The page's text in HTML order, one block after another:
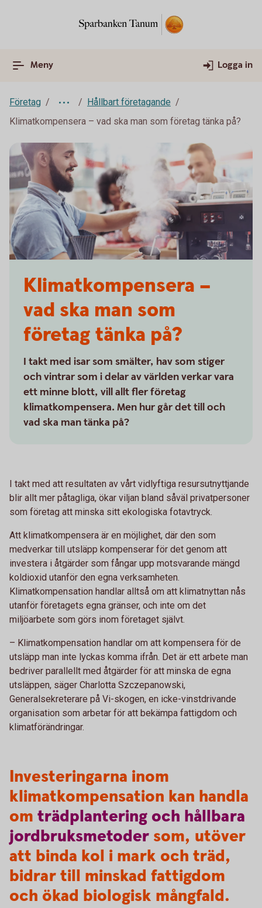
Meny Logga in
Företag
Hållbart företagande
Klimatkompensera – vad ska man som företag tänka på?
Klimatkompensera –
vad ska man som
företag tänka på?
I takt med isar som smälter, hav som stiger
och vintrar som i delar av världen verkar vara
ett minne blott, vill allt fler företag
klimatkompensera. Men hur går det till och
vad ska man tänka på?
I takt med att resultaten av vårt vidlyftiga resursutnyttjande
blir allt mer påtagliga, ökar viljan bland såväl privatpersoner
som företag att minska sitt ekologiska fotavtryck.
Att klimatkompensera är en möjlighet, där den som
medverkar till utsläpp kompenserar för det genom att
investera i åtgärder som fångar upp motsvarande mängd
koldioxid utanför den egna verksamheten.
Klimatkompensation handlar alltså om att klimatnyttan nås
utanför företagets egna gränser, och inte om det
miljöarbete som görs inom företaget självt.
– Klimatkompensation handlar om att kompensera för de
utsläpp man inte lyckas komma ifrån. Det är ett arbete man
bedriver parallellt med åtgärder för att minska de egna
utsläppen, säger Charlotta Szczepanowski,
Generalsekreterare på Vi-skogen, en icke-vinstdrivande
organisation som arbetar för att bekämpa fattigdom och
klimatförändringar.
Investeringarna inom
klimatkompensation kan handla
om trädplantering och hållbara
jordbruksmetoder som, utöver
att binda kol i mark och träd,
bidrar till minskad fattigdom
och ökad biologisk mångfald.